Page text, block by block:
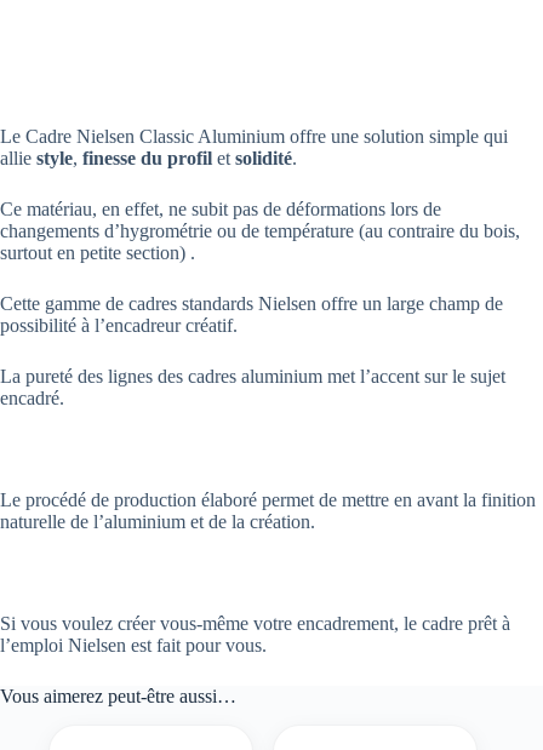
Le Cadre Nielsen Classic Aluminium offre une solution simple qui
allie style, finesse du profil et solidité.
Ce matériau, en effet, ne subit pas de déformations lors de
changements d’hygrométrie ou de température (au contraire du bois,
surtout en petite section) .
Cette gamme de cadres standards Nielsen offre un large champ de
possibilité à l’encadreur créatif.
La pureté des lignes des cadres aluminium met l’accent sur le sujet
encadré.
Le procédé de production élaboré permet de mettre en avant la finition
naturelle de l’aluminium et de la création.
Si vous voulez créer vous-même votre encadrement, le cadre prêt à
l’emploi Nielsen est fait pour vous.
Vous aimerez peut-être aussi…